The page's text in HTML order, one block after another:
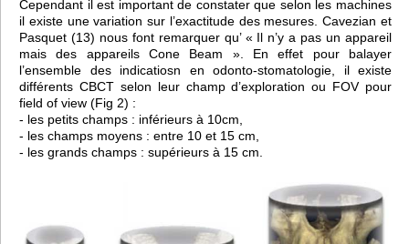
Cependant il est important de constater que selon les machines
il existe une variation sur l’exactitude des mesures. Cavezian et
Pasquet (13) nous font remarquer qu’ « Il n’y a pas un appareil
mais des appareils Cone Beam ». En effet pour balayer
l’ensemble des indicatiosn en odonto-stomatologie, il existe
différents CBCT selon leur champ d’exploration ou FOV pour
field of view (Fig 2) :
- les petits champs : inférieurs à 10cm,
- les champs moyens : entre 10 et 15 cm,
- les grands champs : supérieurs à 15 cm.